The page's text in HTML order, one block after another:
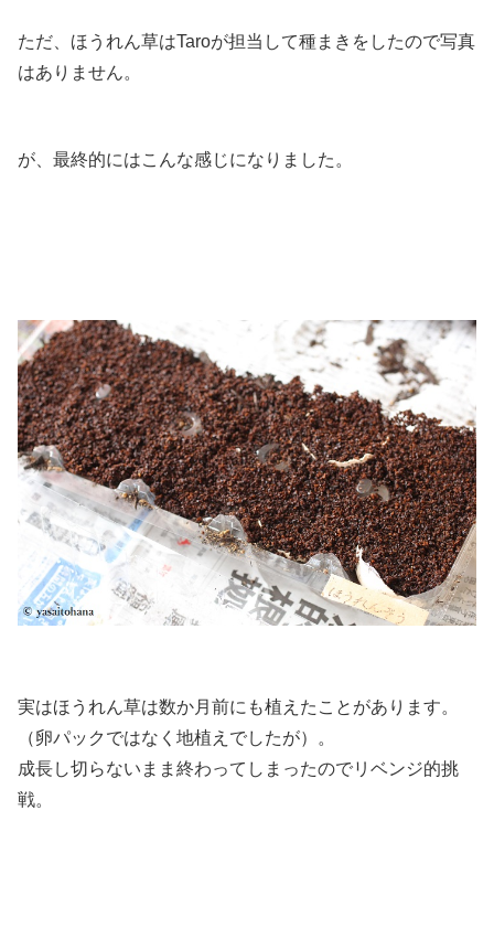
ただ、ほうれん草はTaroが担当して種まきをしたので写真
はありません。
が、最終的にはこんな感じになりました。
実はほうれん草は数か月前にも植えたことがあります。
（卵パックではなく地植えでしたが）。
成長し切らないまま終わってしまったのでリベンジ的挑
戦。